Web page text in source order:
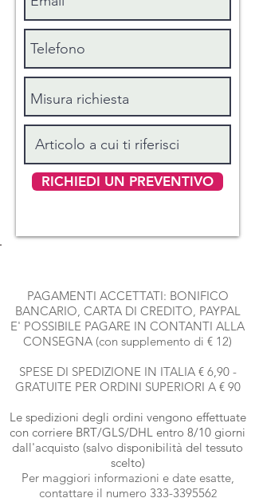
RICHIEDI UN PREVENTIVO
PAGAMENTI ACCETTATI: BONIFICO
BANCARIO, CARTA DI CREDITO, PAYPAL
E' POSSIBILE PAGARE IN CONTANTI ALLA
CONSEGNA (con supplemento di € 12)
SPESE DI SPEDIZIONE IN ITALIA € 6,90 -
GRATUITE PER ORDINI SUPERIORI A € 90
Le spedizioni degli ordini vengono effettuate
con corriere BRT/GLS/DHL entro 8/10 giorni
dall'acquisto (salvo disponibilità del tessuto
scelto)
Per maggiori informazioni e date esatte,
contattare il numero 333-3395562